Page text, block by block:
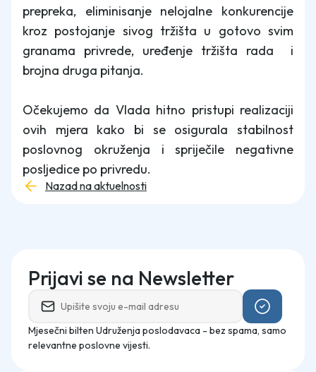
prepreka, eliminisanje nelojalne konkurencije
kroz postojanje sivog tržišta u gotovo svim
granama privrede, uređenje tržišta rada i
brojna druga pitanja.
Očekujemo da Vlada hitno pristupi realizaciji
ovih mjera kako bi se osigurala stabilnost
poslovnog okruženja i spriječile negativne
posljedice po privredu.
Nazad na aktuelnosti
Prijavi se na Newsletter
Mjesečni bilten Udruženja poslodavaca - bez spama, samo
relevantne poslovne vijesti.